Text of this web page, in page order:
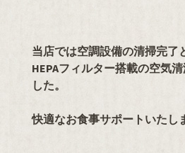
当店では空調設備の清掃完了
HEPAフィルター搭載の空気
した。
快適なお食事サポートいたし